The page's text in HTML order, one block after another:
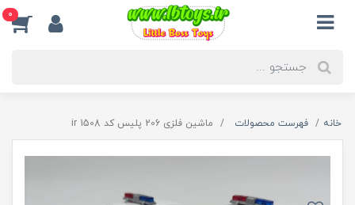
0
خانه فهرست محصولات ماشین فلزی 206 پلیس کد 1508 ir